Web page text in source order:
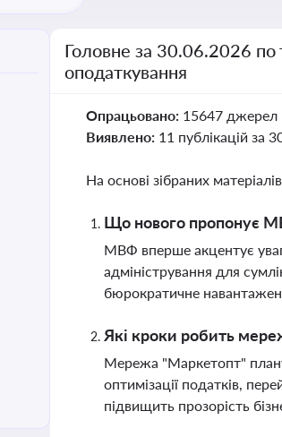
Головне за 30.06.2026 по
оподаткування
Опрацьовано: 15647 джерел
Виявлено: 11 публікацій за
На основі зібраних
Що нового пропонує
МВФ вперше акцентує
адміністрування для
бюрократичне
Які кроки робить
Мережа "Маркетопт"
оптимізації податків,
підвищить прозорість